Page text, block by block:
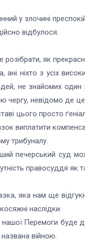
у злочині
відбулося.
розібрати, як
ані ніхто з усіх
не знайомих один
чергу, невідомо де
цього просто
виплатити
трибуналу.
печерський суд
правосуддя як
яка нам ще
наслідки.
Перемоги буде
війною.